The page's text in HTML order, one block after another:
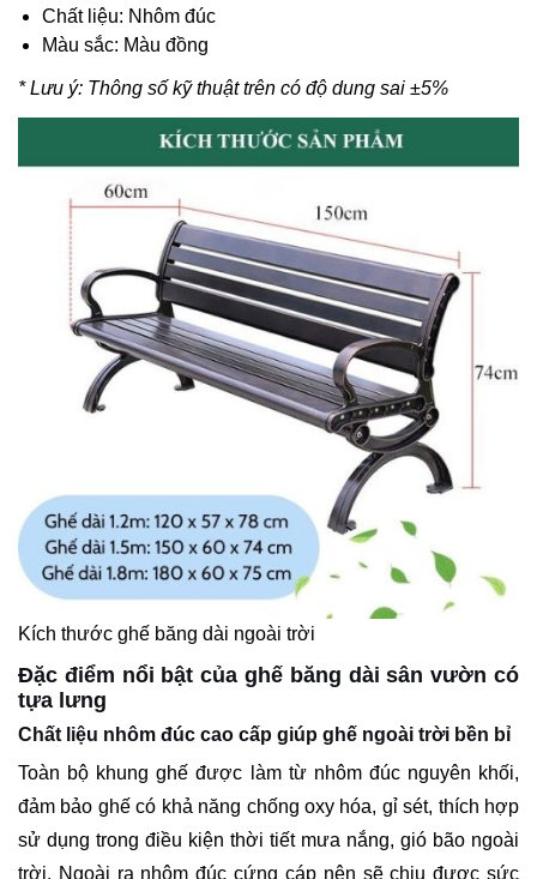
Chất liệu: Nhôm đúc
Màu sắc: Màu đồng
* Lưu ý: Thông số kỹ thuật trên có độ dung sai ±5%
Kích thước ghế băng dài ngoài trời
Đặc điểm nổi bật của ghế băng dài sân vườn có
tựa lưng
Chất liệu nhôm đúc cao cấp giúp ghế ngoài trời bền bỉ
Toàn bộ khung ghế được làm từ nhôm đúc nguyên khối,
đảm bảo ghế có khả năng chống oxy hóa, gỉ sét, thích hợp
sử dụng trong điều kiện thời tiết mưa nắng, gió bão ngoài
trời. Ngoài ra nhôm đúc cứng cáp nên sẽ chịu được sức